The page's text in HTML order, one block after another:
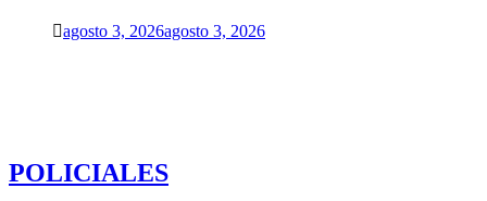
agosto 3, 2026agosto 3, 2026
POLICIALES